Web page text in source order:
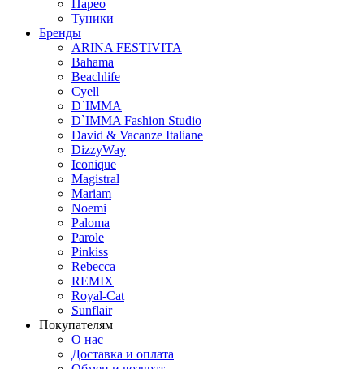
Парео
Туники
Бренды
ARINA FESTIVITA
Bahama
Beachlife
Cyell
D`IMMA
D`IMMA Fashion Studio
David & Vacanze Italiane
DizzyWay
Iconique
Magistral
Mariam
Noemi
Paloma
Parole
Pinkiss
Rebecca
REMIX
Royal-Cat
Sunflair
Покупателям
О нас
Доставка и оплата